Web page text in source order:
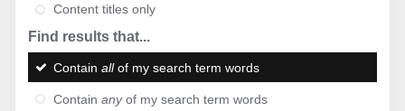
Content titles only
Find results that...
Contain allof my search term words
Contain anyof my search term words